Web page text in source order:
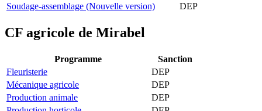
Soudage-assemblage (Nouvelle version)
DEP
CF agricole de Mirabel
Programme
Sanction
Fleuristerie
DEP
Mécanique agricole
DEP
Production animale
DEP